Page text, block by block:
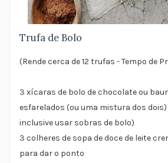
Trufa de Bolo
(Rende cerca de 12 trufas - Tempo de
3 xícaras de bolo de chocolate ou
esfarelados (ou uma mistura dos dois)
inclusive usar sobras de bolo)
3 colheres de sopa de doce de leite
para dar o ponto